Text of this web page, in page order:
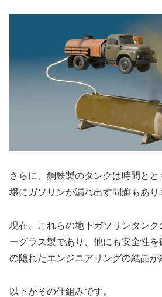
さらに、鋼鉄製のタンクは時間と
壌にガソリンが漏れ出す問題もあり
現在、これらの地下ガソリンタン
ーグラス製であり、他にも安全性を
の隠れたエンジニアリングの結晶が
以下がその仕組みです。